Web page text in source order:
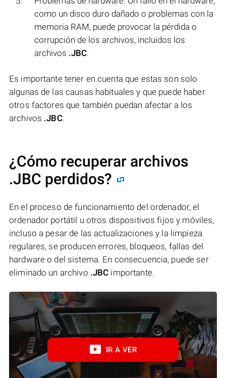
como un disco duro dañado o problemas con la
memoria RAM, puede provocar la pérdida o
corrupción de los archivos, incluidos los
archivos .JBC.
Es importante tener en cuenta que estas son solo
algunas de las causas habituales y que puede haber
otros factores que también puedan afectar a los
archivos .JBC.
¿Cómo recuperar archivos
.JBC perdidos?
En el proceso de funcionamiento del ordenador, el
ordenador portátil u otros dispositivos fijos y móviles,
incluso a pesar de las actualizaciones y la limpieza
regulares, se producen errores, bloqueos, fallas del
hardware o del sistema. En consecuencia, puede ser
eliminado un archivo .JBC importante.
IR A VER